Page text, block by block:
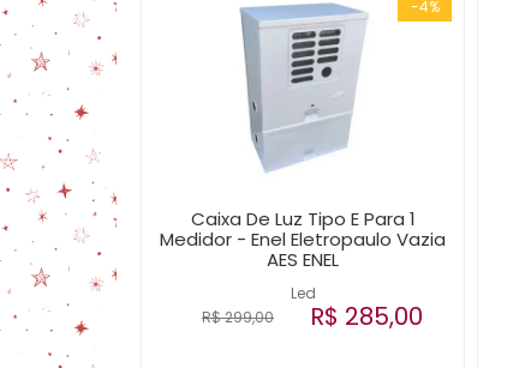
-4%
Led
Caixa De Luz Tipo E Para 1
Medidor - Enel Eletropaulo Vazia
AES ENEL
R$ 299,00 R$ 285,00